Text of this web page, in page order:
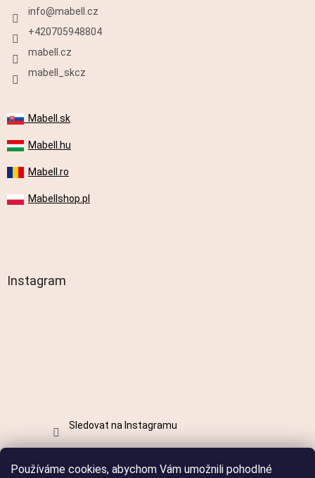
Používáme cookies, abychom Vám umožnili pohodlné
info@mabell.cz
+420705948804
mabell.cz
mabell_skcz
Mabell.sk
Mabell.hu
Mabell.ro
Mabellshop.pl
Instagram
Sledovat na Instagramu
Vytvořil Shoptet